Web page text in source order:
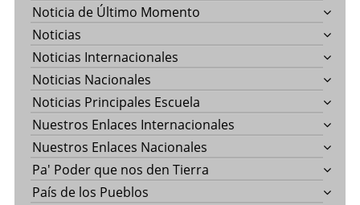
Noticia de Último Momento
Noticias
Noticias Internacionales
Noticias Nacionales
Noticias Principales Escuela
Nuestros Enlaces Internacionales
Nuestros Enlaces Nacionales
Pa' Poder que nos den Tierra
País de los Pueblos